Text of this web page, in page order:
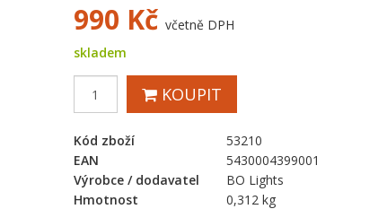
990 Kč včetně DPH
skladem
KOUPIT
Kód zboží
53210
EAN
5430004399001
Výrobce / dodavatel
BO Lights
Hmotnost
0,312 kg